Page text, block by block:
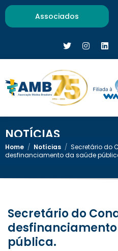
Associados
NOTÍCIAS
Home / Notícias / Secretário do
desfinanciamento da saúde
Secretário do Conass alerta para o
pública.